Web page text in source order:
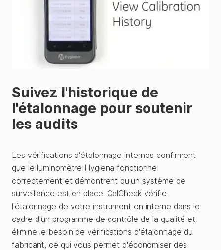
Suivez l'historique de
l'étalonnage pour soutenir
les audits
Les vérifications d'étalonnage internes confirment
que le luminomètre Hygiena fonctionne
correctement et démontrent qu'un système de
surveillance est en place. CalCheck vérifie
l'étalonnage de votre instrument en interne dans le
cadre d'un programme de contrôle de la qualité et
élimine le besoin de vérifications d'étalonnage du
fabricant, ce qui vous permet d'économiser des